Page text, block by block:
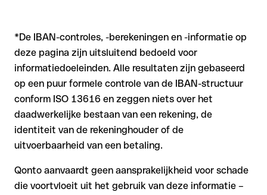
*De IBAN-controles, -berekeningen en -informatie op
deze pagina zijn uitsluitend bedoeld voor
informatiedoeleinden. Alle resultaten zijn gebaseerd
op een puur formele controle van de IBAN-structuur
conform ISO 13616 en zeggen niets over het
daadwerkelijke bestaan van een rekening, de
identiteit van de rekeninghouder of de
uitvoerbaarheid van een betaling.
Qonto aanvaardt geen aansprakelijkheid voor schade
die voortvloeit uit het gebruik van deze informatie –